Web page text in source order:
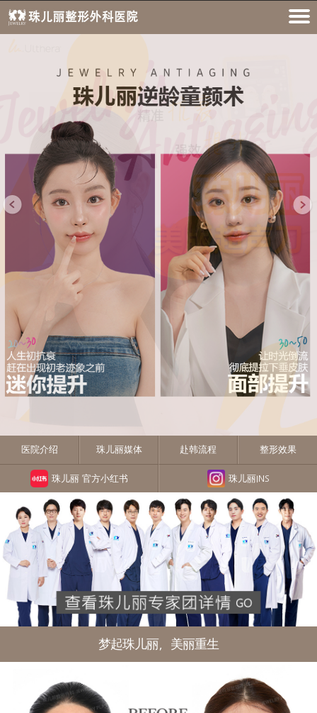
医院介绍 珠儿丽媒体 赴韩流程 整形效果
珠儿丽 官方小红书 珠儿丽INS
梦起珠儿丽，美丽重生